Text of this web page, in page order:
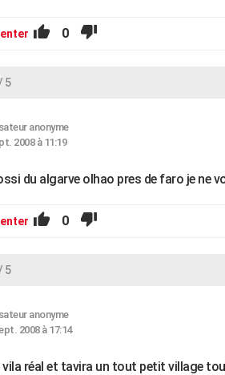
0
5
anonyme
2008 à 11:19
du algarve olhao pres de faro je ne
0
5
anonyme
2008 à 17:14
réal et tavira un tout petit village